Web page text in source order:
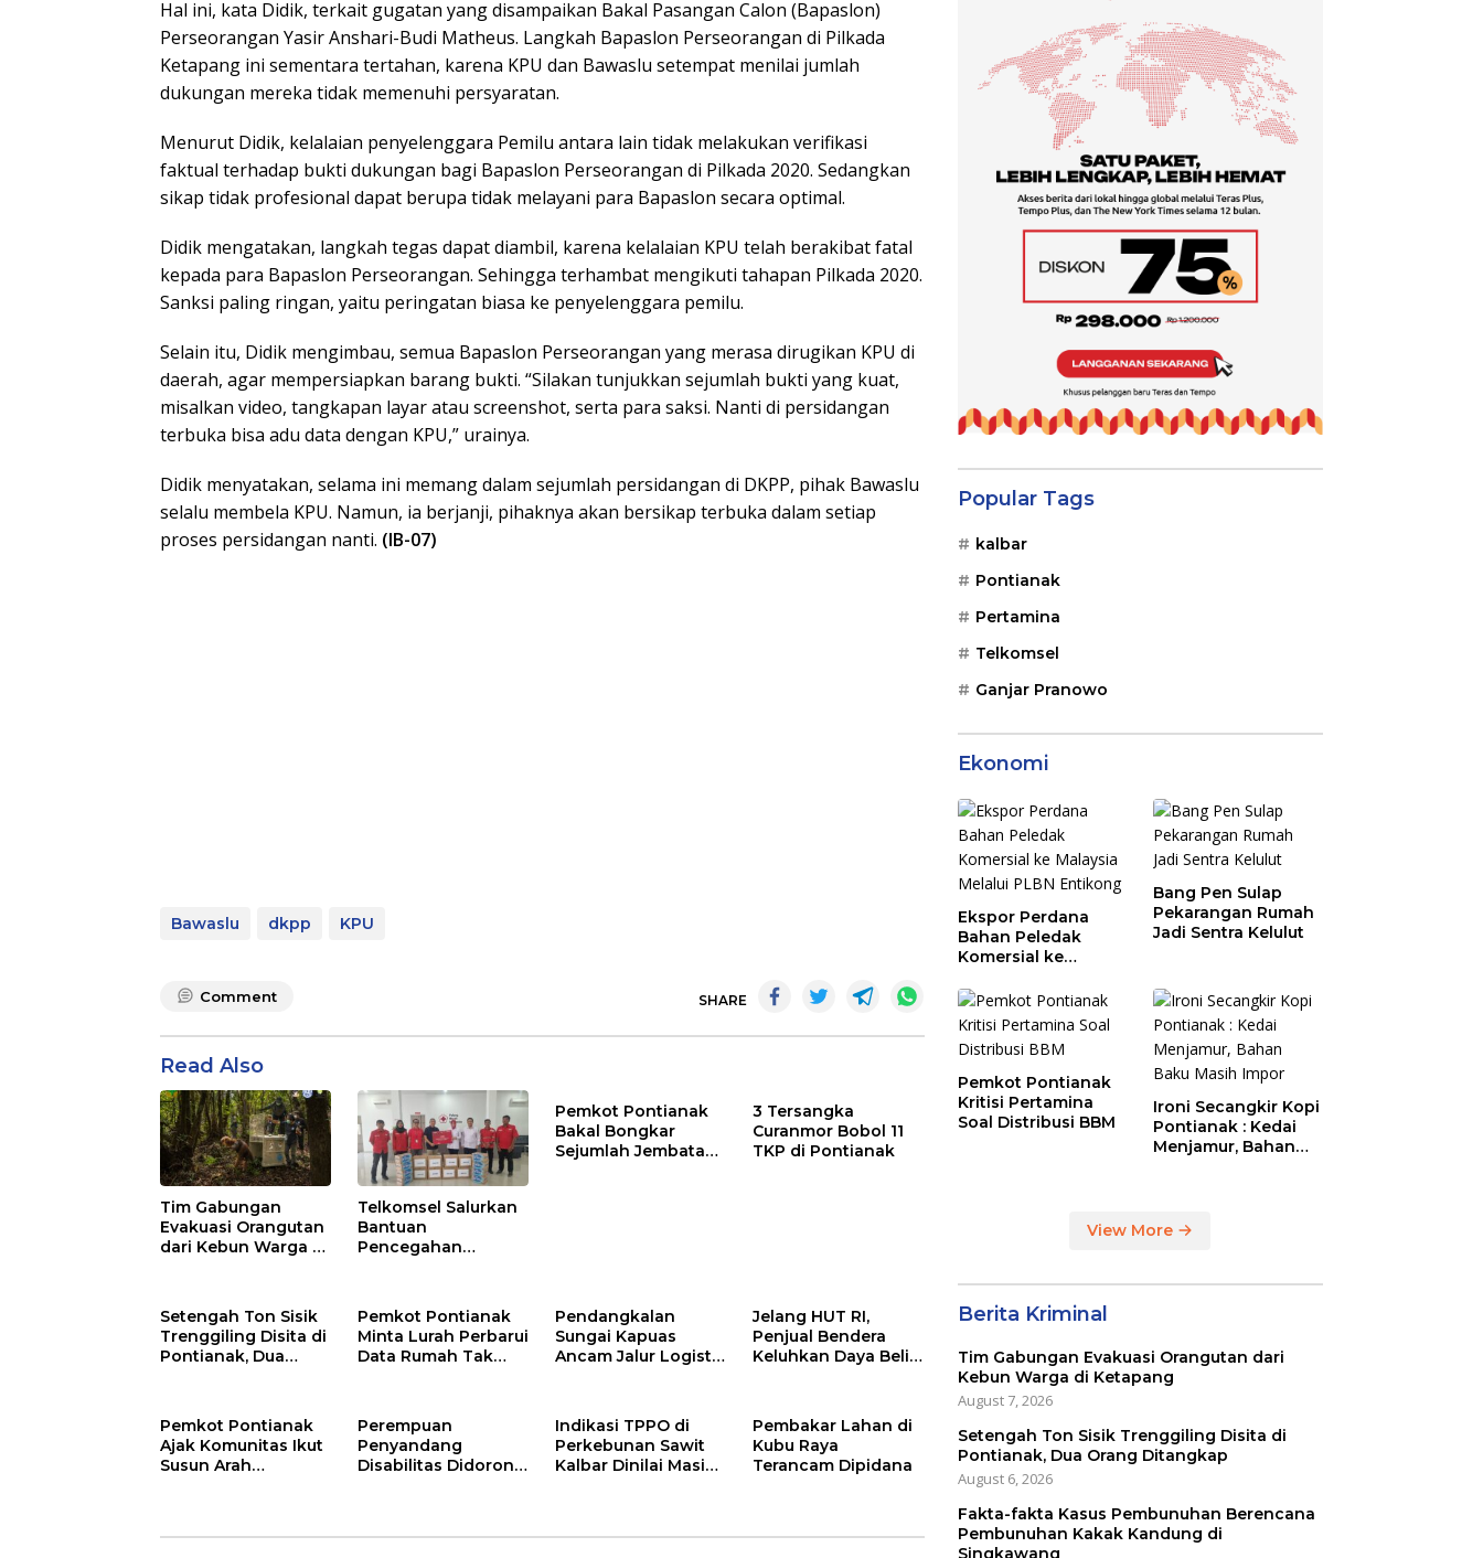
Hal ini, kata Didik, terkait gugatan yang disampaikan Bakal Pasangan Calon (Bapaslon)
Perseorangan Yasir Anshari-Budi Matheus. Langkah Bapaslon Perseorangan di Pilkada
Ketapang ini sementara tertahan, karena KPU dan Bawaslu setempat menilai jumlah
dukungan mereka tidak memenuhi persyaratan.
Menurut Didik, kelalaian penyelenggara Pemilu antara lain tidak melakukan verifikasi
faktual terhadap bukti dukungan bagi Bapaslon Perseorangan di Pilkada 2020. Sedangkan
sikap tidak profesional dapat berupa tidak melayani para Bapaslon secara optimal.
Didik mengatakan, langkah tegas dapat diambil, karena kelalaian KPU telah berakibat fatal
kepada para Bapaslon Perseorangan. Sehingga terhambat mengikuti tahapan Pilkada 2020.
Sanksi paling ringan, yaitu peringatan biasa ke penyelenggara pemilu.
Selain itu, Didik mengimbau, semua Bapaslon Perseorangan yang merasa dirugikan KPU di
daerah, agar mempersiapkan barang bukti. “Silakan tunjukkan sejumlah bukti yang kuat,
misalkan video, tangkapan layar atau screenshot, serta para saksi. Nanti di persidangan
terbuka bisa adu data dengan KPU,” urainya.
Didik menyatakan, selama ini memang dalam sejumlah persidangan di DKPP, pihak Bawaslu
selalu membela KPU. Namun, ia berjanji, pihaknya akan bersikap terbuka dalam setiap
proses persidangan nanti. (IB-07)
Bawaslu dkpp KPU
Comment SHARE
Read Also
Tim Gabungan
Evakuasi Orangutan
dari Kebun Warga di
Telkomsel Salurkan
Bantuan
Pencegahan
Pemkot Pontianak
Bakal Bongkar
Sejumlah Jembatan
3 Tersangka
Curanmor Bobol 11
TKP di Pontianak
Setengah Ton Sisik
Trenggiling Disita di
Pontianak, Dua
Pemkot Pontianak
Minta Lurah Perbarui
Data Rumah Tak
Pendangkalan
Sungai Kapuas
Ancam Jalur Logistik
Jelang HUT RI,
Penjual Bendera
Keluhkan Daya Beli
Pemkot Pontianak
Ajak Komunitas Ikut
Susun Arah
Perempuan
Penyandang
Disabilitas Didorong
Indikasi TPPO di
Perkebunan Sawit
Kalbar Dinilai Masih
Pembakar Lahan di
Kubu Raya
Terancam Dipidana
Popular Tags
kalbar
Pontianak
Pertamina
Telkomsel
Ganjar Pranowo
Ekonomi
Ekspor Perdana
Bahan Peledak
Komersial ke
PLBN Entikong
Bang Pen Sulap
Pekarangan Rumah
Jadi Sentra Kelulut
Pemkot Pontianak
Kritisi Pertamina
Soal Distribusi BBM
Ironi Secangkir Kopi
Pontianak : Kedai
Menjamur, Bahan
View More
Berita Kriminal
Tim Gabungan Evakuasi Orangutan dari
Kebun Warga di Ketapang
August 7, 2026
Setengah Ton Sisik Trenggiling Disita di
Pontianak, Dua Orang Ditangkap
August 6, 2026
Fakta-fakta Kasus Pembunuhan Berencana
Pembunuhan Kakak Kandung di
Singkawang